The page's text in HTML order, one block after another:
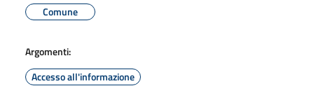
Comune
Argomenti:
Accesso all'informazione